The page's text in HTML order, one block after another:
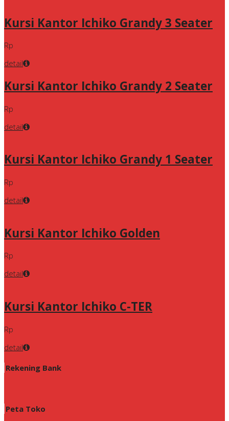
Kursi Kantor Ichiko Grandy 3 Seater
Rp
detail
Kursi Kantor Ichiko Grandy 2 Seater
Rp
detail
Kursi Kantor Ichiko Grandy 1 Seater
Rp
detail
Kursi Kantor Ichiko Golden
Rp
detail
Kursi Kantor Ichiko C-TER
Rp
detail
Rekening Bank
Peta Toko